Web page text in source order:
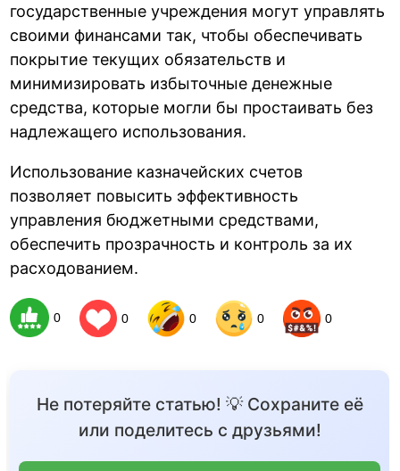
государственные учреждения могут управлять
своими финансами так, чтобы обеспечивать
покрытие текущих обязательств и
минимизировать избыточные денежные
средства, которые могли бы простаивать без
надлежащего использования.
Использование казначейских счетов
позволяет повысить эффективность
управления бюджетными средствами,
обеспечить прозрачность и контроль за их
расходованием.
0 0 0 0 0
Не потеряйте статью! 💡 Сохраните её
или поделитесь с друзьями!